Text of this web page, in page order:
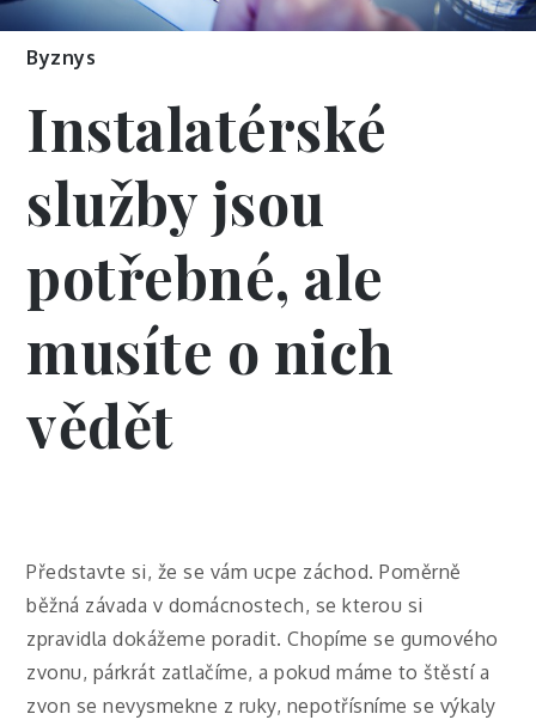
Byznys
Instalatérské
služby jsou
potřebné, ale
musíte o nich
vědět
Představte si, že se vám ucpe záchod. Poměrně
běžná závada v domácnostech, se kterou si
zpravidla dokážeme poradit. Chopíme se gumového
zvonu, párkrát zatlačíme, a pokud máme to štěstí a
zvon se nevysmekne z ruky, nepotřísníme se výkaly